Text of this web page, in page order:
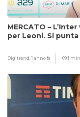
MERCATO –
per Leoni. Si
Digitrend,1 anno fa 1